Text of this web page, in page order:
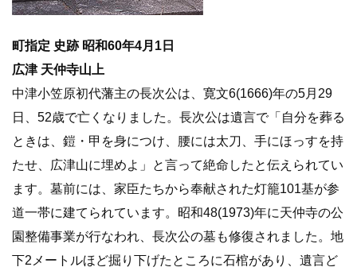
町指定 史跡 昭和60年4月1日
広津 天仲寺山上
中津小笠原初代藩主の長次公は、寛文6(1666)年の5月29
日、52歳で亡くなりました。長次公は遺言で「自分を葬る
ときは、鎧・甲を身につけ、腰には太刀、手にほっすを持
たせ、広津山に埋めよ」と言って絶命したと伝えられてい
ます。墓前には、家臣たちから奉献された灯籠101基が参
道一帯に建てられています。昭和48(1973)年に天仲寺の公
園整備事業が行なわれ、長次公の墓も修復されました。地
下2メートルほど掘り下げたところに石棺があり、遺言ど